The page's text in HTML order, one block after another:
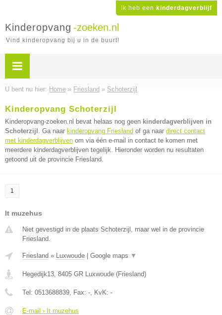
Ik heb een kinderdagverblijf
Kinderopvang -zoeken.nl
Vind kinderopvang bij u in de buurt!
U bent nu hier: Home » Friesland » Schoterzijl
Kinderopvang Schoterzijl
Kinderopvang-zoeken.nl bevat helaas nog geen kinderdagverblijven in
Schoterzijl . Ga naar kinderopvang Friesland of ga naar direct contact
met kinderdagverblijven om via één e-mail in contact te komen met
meerdere kinderdagverblijven tegelijk. Hieronder worden nu resultaten
getoond uit de provincie Friesland.
1
It muzehus
Niet gevestigd in de plaats Schoterzijl, maar wel in de provincie
Friesland.
Friesland » Luxwoude Google maps ▼
Hegedijk13, 8405 GR Luxwoude (Friesland)
Tel: 0513688839, Fax: -, KvK: -
E-mail › It muzehus